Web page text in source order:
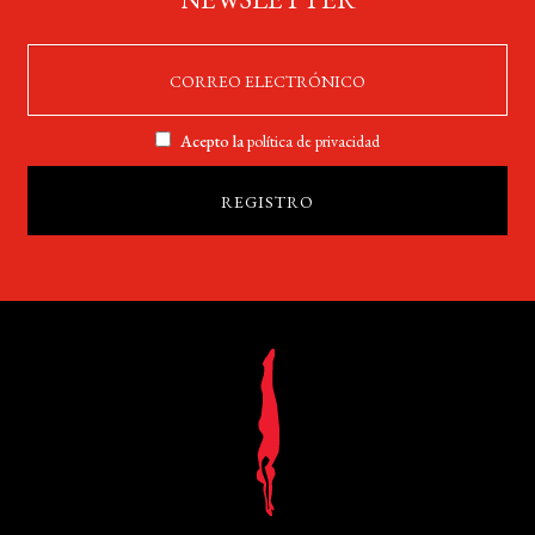
Acepto lapolítica de privacidad